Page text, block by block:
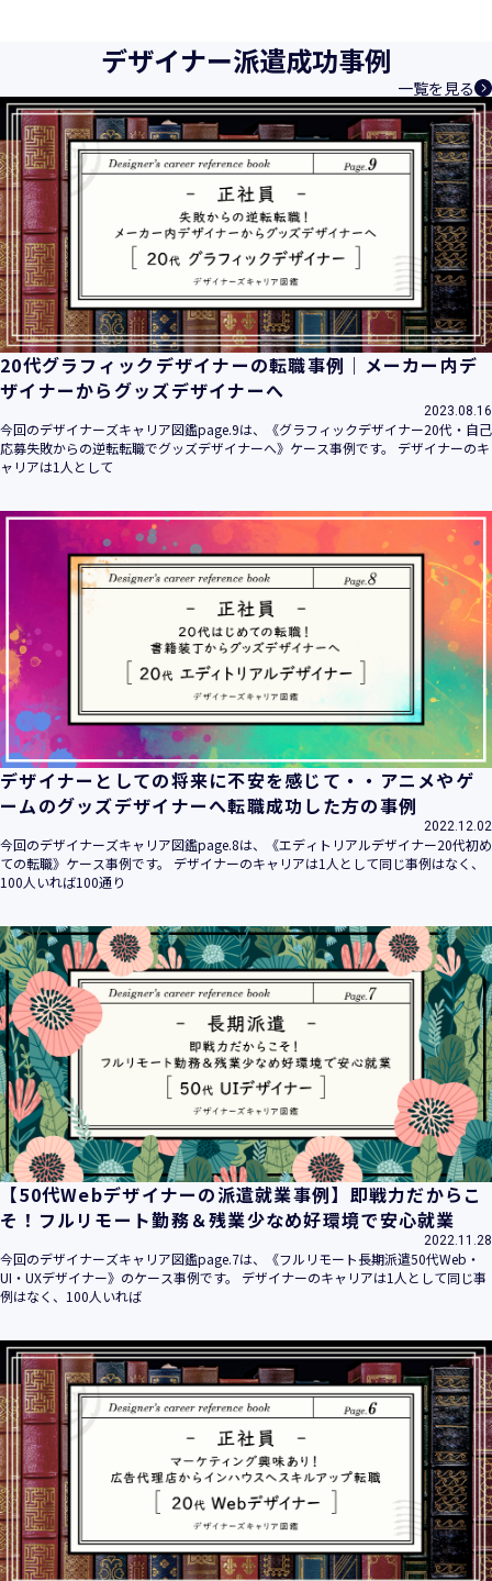
様、お取引先関係者の個人情報及び特定個人情報などを、人
材派遣サービス、人材紹介サービス、請負サービス、その
他、利用者の皆さまの「活躍の場の創造」と「就業の機会の
創出」に利用しています。また、従業者の情報及び特定個人
情報などを従業者管理に利用します。これらから当社にとっ
て個人情報及び特定個人情報の保護が重大な責務であると同
時に、個人情報などの保護を徹底することは企業の社会的責
務と認識しております。そこで、個人情報保護理念と自ら定
めた行動規範に基づき、社会的使命を十分に認識し、本人の
権利の保護、個人情報に関する法規制等を遵守致します。
また、以下に示す方針を具現化するための個人情報保護マネ
ジメントシステムを構築し、最新のＩＴ技術の動向、社会的
要請の変化、経営環境の変動等を常に認識しながら、その継
続的改善に、全社を挙げて取り組むことをここに宣言致しま
す。
当社は、事業の目的に適切な個人情報の取得・利用及び提供
を行い、特定された利用目的の達成に必要な範囲を超えた個
人情報の取扱いを行いません。また、そのための措置を講じ
当社は個人情報の取扱いに関する法令、国が定める指針その
他の規範を遵守致します。
当社は個人情報の漏えい、滅失、き損などのリスクに対して
は、合理的な安全対策を講じて防止する規程、体制を構築
し、継続的に向上させていきます。また、万一の際には速や
かに是正措置を講じます。
当社は個人情報取扱いに関する苦情及び相談に対しては、迅
速かつ誠実に対応致します。
個人情報保護マネジメントシステムは、当社を取り巻く環境
の変化と実情を踏まえ、適時・適切に見直して継続的に改善
をはかっていきます。
個人情報保護方針に関するお問合せ先 兼 個人情報に関する苦
情・相談窓口
株式会社 ユウクリ 個人情報保護管理責任者 安部 洋平
〒151-0073 東京都渋谷区笹塚1-55-7 マルエスファーストビ
ル 7F
info@y-create.co.jp
電話番号：03-6712-7970（土日休日を除く9:00～18:00）
平成16年 2月 1日
平成21年 3月23日 改訂
平成23年 4月 1日 改訂
平成26年 9月10日 改訂
平成27年 6月24日 改訂
平成28年11月 1日 改訂
平成30年 7月 1日 改訂
令和6年 5月 1日 改訂
令和7年 2月17日 改訂
株式会社ユウクリ（以下「当社」といいます。）が取得する
個人情報とは、個人の識別に係る以下の情報をいいます。
カード情報、ログインID、パスワード、ニックネーム、IPア
ドレス等において、特定の個人を識別できる情報
（他の情報と照合することができ、それにより特定の個人を
識別することができることとなるものを含みます。）
・当社の運営・提供するサービス（以下総称して「当社サー
ビス」といいます。）において、お客様が、当社でご利用に
なったサービスの内容、ご利用日時、ご利用回数などのご利
用内容及びご利用履歴に関する情報
【個人情報の取得・収集について】
デザイナー派遣成功事例
一覧を見る
20代グラフィックデザイナーの転職事例｜メーカー内デ
ザイナーからグッズデザイナーへ
2023.08.16
今回のデザイナーズキャリア図鑑page.9は、《グラフィックデザイナー20代・自己
応募失敗からの逆転転職でグッズデザイナーへ》ケース事例です。 デザイナーのキ
ャリアは1人として
デザイナーとしての将来に不安を感じて・・アニメやゲ
ームのグッズデザイナーへ転職成功した方の事例
2022.12.02
今回のデザイナーズキャリア図鑑page.8は、《エディトリアルデザイナー20代初め
ての転職》ケース事例です。 デザイナーのキャリアは1人として同じ事例はなく、
100人いれば100通り
【50代Webデザイナーの派遣就業事例】即戦力だからこ
そ！フルリモート勤務＆残業少なめ好環境で安心就業
2022.11.28
今回のデザイナーズキャリア図鑑page.7は、《フルリモート長期派遣50代Web・
UI・UXデザイナー》のケース事例です。 デザイナーのキャリアは1人として同じ事
例はなく、100人いれば